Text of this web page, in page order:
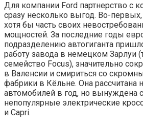
Для компании Ford партнерство с
сразу несколько выгод. Во-первых,
хотя бы часть своих
мощностей. За последние годы
подразделению автогиганта
работу завода в немецком Зарлуи
семейство Focus), значительно
в Валенсии и смириться со
фабрики в Кёльне. Она рассчитана
автомобилей в год, но вынуждена
непопулярные электрические
и Capri.